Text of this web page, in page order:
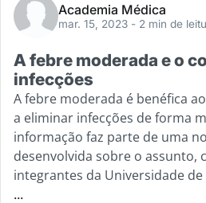
Academia Médica
mar. 15, 2023 - 2 min de
A febre moderada e o
infecções
A febre moderada é benéfica
a eliminar infecções de forma
informação faz parte de uma
desenvolvida sobre o assunto,
integrantes da Universidade de
...